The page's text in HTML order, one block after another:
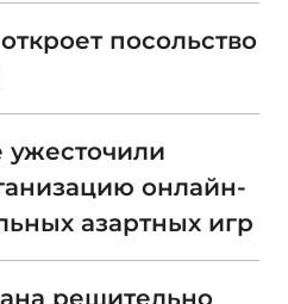
посольство
онлайн-
азартных игр